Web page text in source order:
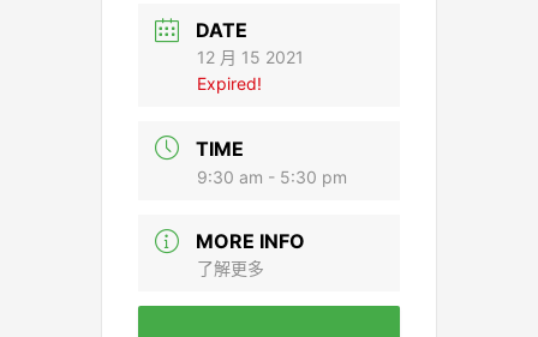
DATE
12 月 15 2021
Expired!
TIME
9:30 am - 5:30 pm
MORE INFO
了解更多